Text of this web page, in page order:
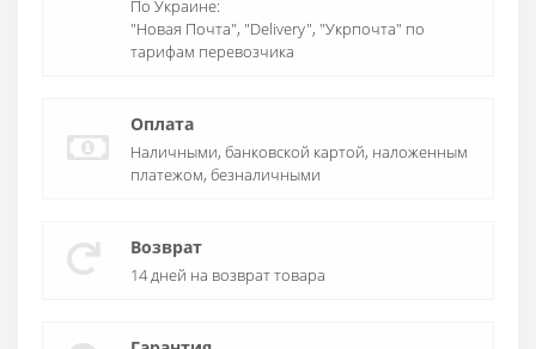
По Украине:
"Новая Почта", "Delivery", "Укрпочта" по
тарифам перевозчика
Оплата
Наличными, банковской картой, наложенным
платежом, безналичными
Возврат
14 дней на возврат товара